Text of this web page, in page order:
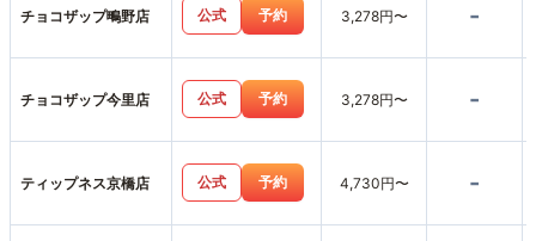
チョコザップ鴫野店 公式 予約 3,278円〜 -
チョコザップ今里店 公式 予約 3,278円〜 -
ティップネス京橋店 公式 予約 4,730円〜 -